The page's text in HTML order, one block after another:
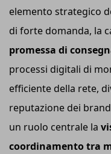
elemento strategico
di forte domanda, la
promessa di
processi digitali di
efficiente della rete,
reputazione dei
un ruolo centrale la
coordinamento tra